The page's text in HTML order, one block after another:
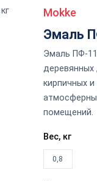
Mokke
Эмаль
Эмаль ПФ-
деревянных
кирпичных
помещений.
Вес, кг
0,8